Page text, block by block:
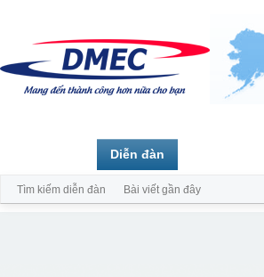
Diễn đàn
Tìm kiếm diễn đàn Bài viết gần đây